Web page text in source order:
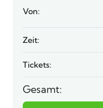
Von:
Zeit:
Tickets:
Gesamt: